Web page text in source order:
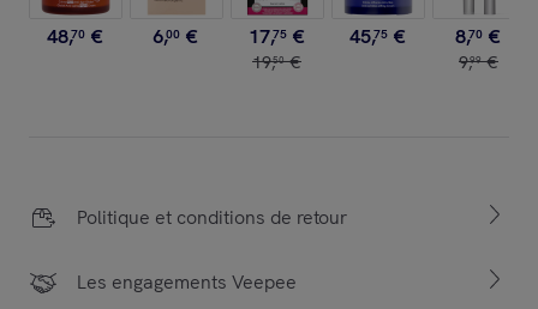
48,70 € 6,00 € 17,75 €
19,50 €
45,75 € 8,70 €
9,99 €
Politique et conditions de retour
Les engagements Veepee